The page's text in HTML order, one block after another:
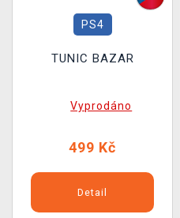
PS4
TUNIC BAZAR
Vyprodáno
499 Kč
Detail